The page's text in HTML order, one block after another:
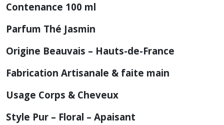
Contenance 100 ml
Parfum Thé Jasmin
Origine Beauvais – Hauts-de-France
Fabrication Artisanale & faite main
Usage Corps & Cheveux
Style Pur – Floral – Apaisant